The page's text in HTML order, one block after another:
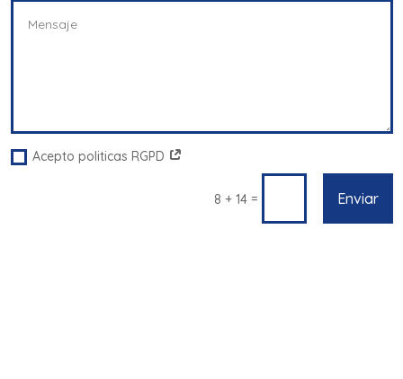
Acepto politicas RGPD
8 + 14= Enviar